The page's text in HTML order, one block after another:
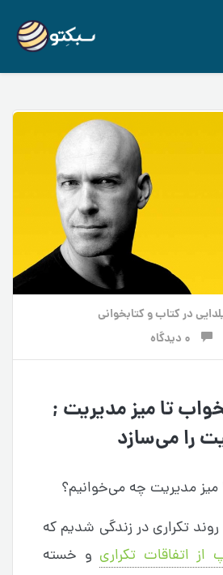
درکتاب و کتابخوانی
تا میز مدیریت ;
را می‌سازد
میز مدیریت چه می‌خوانیم؟
تکراری در زندگی شدیم که
از اتفاقات تکراری و خسته